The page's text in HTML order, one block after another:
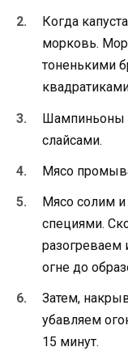
Когда
морковь.
тоненькими
Шампиньоны
слайсами.
Мясо
Мясо солим
специями.
разогреваем
огне до
Затем,
убавляем
15 минут.